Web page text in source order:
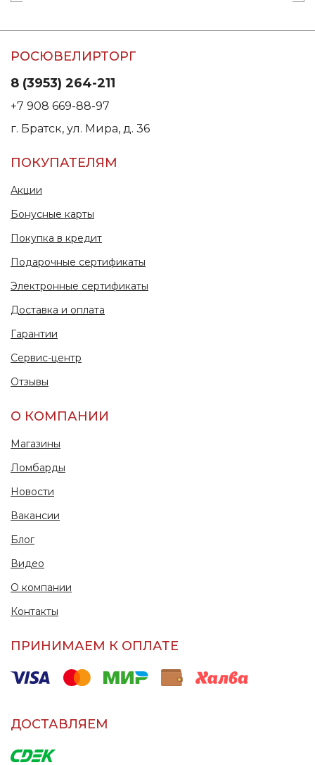
РОСЮВЕЛИРТОРГ
8 (3953) 264-211
+7 908 669-88-97
г. Братск, ул. Мира, д. 36
ПОКУПАТЕЛЯМ
Акции
Бонусные карты
Покупка в кредит
Подарочные сертификаты
Электронные сертификаты
Доставка и оплата
Гарантии
Сервис-центр
Отзывы
О КОМПАНИИ
Магазины
Ломбарды
Новости
Вакансии
Блог
Видео
О компании
Контакты
ПРИНИМАЕМ К ОПЛАТЕ
ДОСТАВЛЯЕМ